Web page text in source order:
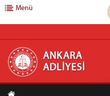
ANKARA
ANASAYFA
Menü
ANKARA
ADLİYESİ